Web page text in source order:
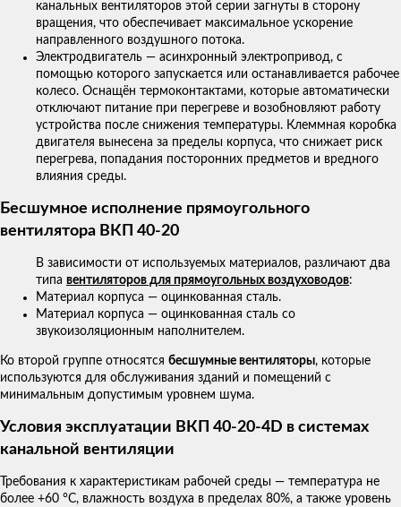
канальных вентиляторов этой серии загнуты в сторону
вращения, что обеспечивает максимальное ускорение
направленного воздушного потока.
Электродвигатель — асинхронный электропривод, с
помощью которого запускается или останавливается рабочее
колесо. Оснащён термоконтактами, которые автоматически
отключают питание при перегреве и возобновляют работу
устройства после снижения температуры. Клеммная коробка
двигателя вынесена за пределы корпуса, что снижает риск
перегрева, попадания посторонних предметов и вредного
влияния среды.
Бесшумное исполнение прямоугольного
вентилятора ВКП 40-20
В зависимости от используемых материалов, различают два
типа вентиляторов для прямоугольных воздуховодов:
Материал корпуса — оцинкованная сталь.
Материал корпуса — оцинкованная сталь со
звукоизоляционным наполнителем.
Ко второй группе относятся бесшумные вентиляторы, которые
используются для обслуживания зданий и помещений с
минимальным допустимым уровнем шума.
Условия эксплуатации ВКП 40-20-4D в системах
канальной вентиляции
Требования к характеристикам рабочей среды — температура не
более +60 °С, влажность воздуха в пределах 80%, а также уровень